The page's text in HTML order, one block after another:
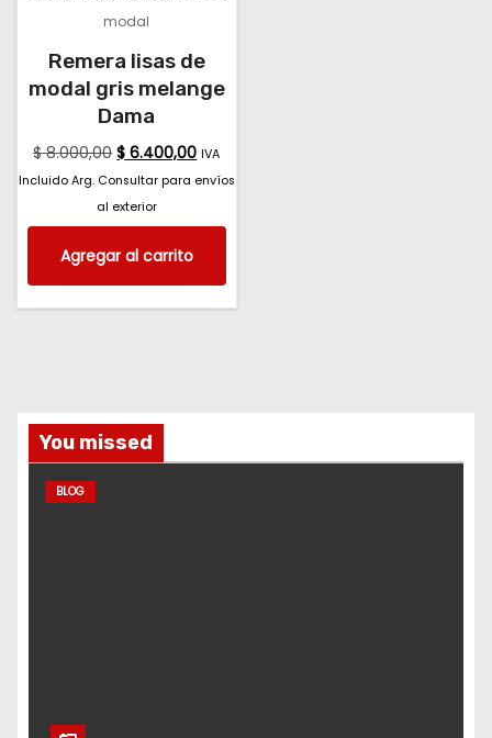
modal
Remera lisas de
modal gris melange
Dama
$8.000,00 $ 6.400,00 IVA
Incluido Arg. Consultar para envíos
al exterior
Agregar al carrito
You missed
BLOG